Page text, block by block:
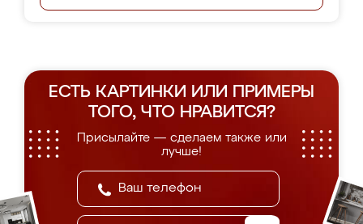
ЕСТЬ КАРТИНКИ ИЛИ ПРИМЕРЫ
ТОГО, ЧТО НРАВИТСЯ?
Присылайте — сделаем также или
лучше!